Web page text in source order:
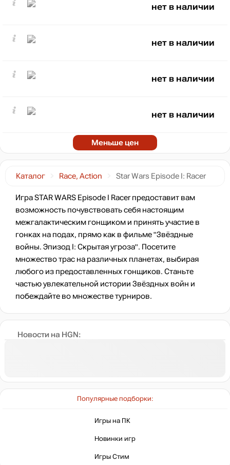
Новости на HGN:
Популярные подборки:
Игры на ПК
Новинки игр
Игры Стим
Каталог Race, Action Star Wars Episode I: Racer
Игра STAR WARS Episode I Racer предоставит вам
возможность почувствовать себя настоящим
межгалактическим гонщиком и принять участие в
гонках на подах, прямо как в фильме "Звёздные
войны. Эпизод I: Скрытая угроза". Посетите
множество трас на различных планетах, выбирая
любого из предоставленных гонщиков. Станьте
частью увлекательной истории Звёздных войн и
побеждайте во множестве турниров.
нет в наличии
нет в наличии
нет в наличии
нет в наличии
Меньше цен